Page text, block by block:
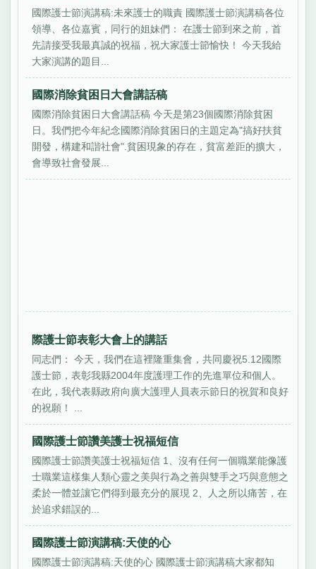
國際護士節演講稿:未來護士的職責 國際護士節演講稿各位
領導、各位嘉賓，同行的姐妹們： 在護士節到來之前，首
先請接受我最真誠的祝福，祝大家護士節愉快！ 今天我給
大家演講的題目...
國際消除貧困日大會講話稿
國際消除貧困日大會講話稿 今天是第23個國際消除貧困
日。我們把今年紀念國際消除貧困日的主題定為"搞好扶貧
開發，構建和諧社會".貧困現象的存在，貧富差距的擴大，
會導致社會發展...
際護士節表彰大會上的講話
同志們： 今天，我們在這裡隆重集會，共同慶祝5.12國際
護士節，表彰我縣2004年度護理工作的先進單位和個人。
在此，我代表縣政府向廣大護理人員表示節日的祝賀和良好
的祝願！ ...
國際護士節讚美護士祝福短信
國際護士節讚美護士祝福短信 1、沒有任何一個職業能像護
士職業這樣集人類心靈之美與行為之善與雙手之巧與意態之
柔於一體並讓它們得到最充分的展現 2、人之所以痛苦，在
於追求錯誤的...
國際護士節演講稿:天使的心
國際護士節演講稿:天使的心 國際護士節演講稿大家都知